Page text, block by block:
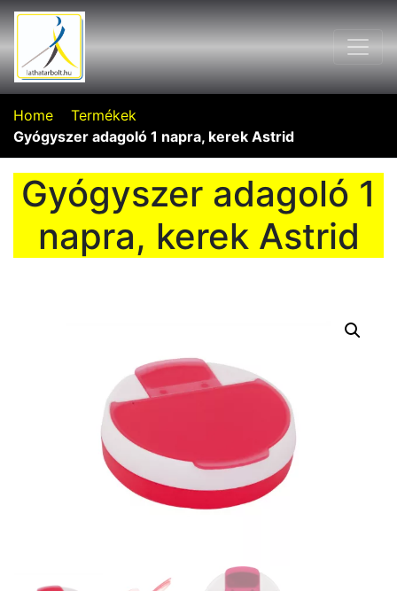
Home
Termékek
Gyógyszer adagoló 1 napra, kerek Astrid
Gyógyszer adagoló 1
napra, kerek Astrid